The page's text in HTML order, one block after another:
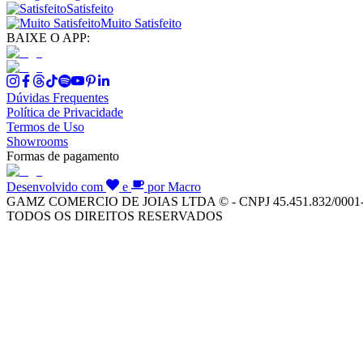
Satisfeito
Muito Satisfeito
BAIXE O APP:
Dúvidas Frequentes
Política de Privacidade
Termos de Uso
Showrooms
Formas de pagamento
Desenvolvido com e
por Macro
GAMZ COMERCIO DE JOIAS LTDA © - CNPJ 45.451.832/
TODOS OS DIREITOS RESERVADOS